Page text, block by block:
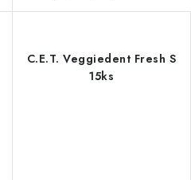
C.E.T. Veggiedent Fresh S
15ks